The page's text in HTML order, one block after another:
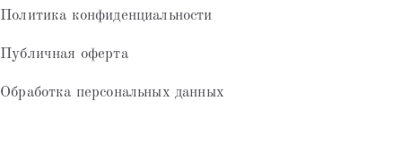
Политика конфиденциальности
Публичная оферта
Обработка персональных данных